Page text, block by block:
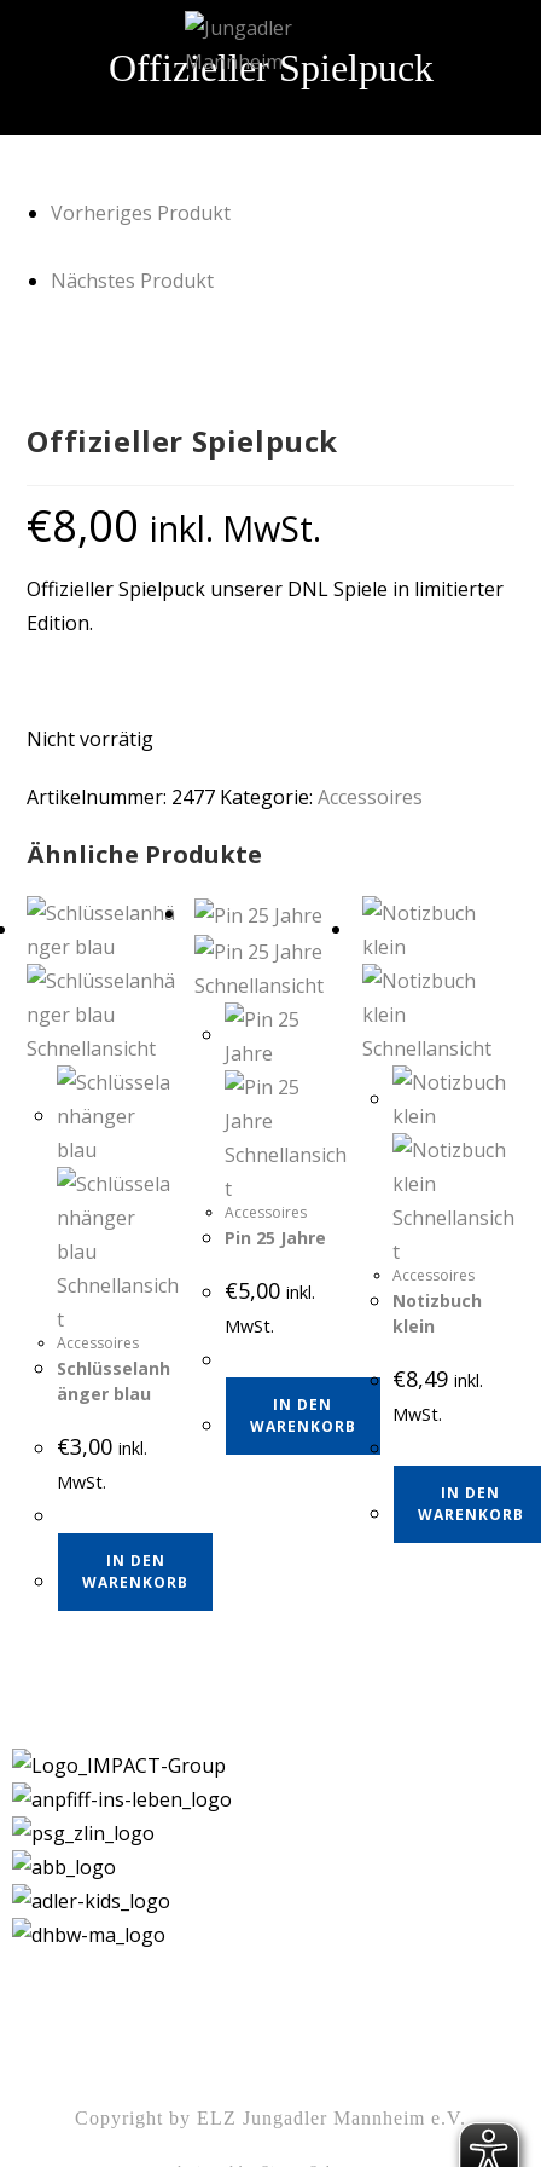
Offizieller Spielpuck
Vorheriges Produkt
Nächstes Produkt
Offizieller Spielpuck
€8,00 inkl. MwSt.
Offizieller Spielpuck unserer DNL Spiele in limitierter
Edition.
Nicht vorrätig
Artikelnummer: 2477 Kategorie:Accessoires
Ähnliche Produkte
Schnellansicht
Schnellansich
t
Accessoires
Schlüsselanh
änger blau
€3,00 inkl.
MwSt.
IN DEN
WARENKORB
Schnellansicht
Schnellansich
t
Accessoires
Pin 25 Jahre
€5,00 inkl.
MwSt.
IN DEN
WARENKORB
Schnellansicht
Schnellansich
t
Accessoires
Notizbuch
klein
€8,49 inkl.
MwSt.
IN DEN
WARENKORB
Copyright by ELZ Jungadler Mannheim e.V.